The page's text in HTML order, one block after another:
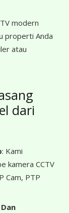
modern
properti Anda
atau
dari
: Kami
kamera CCTV
Cam, PTP